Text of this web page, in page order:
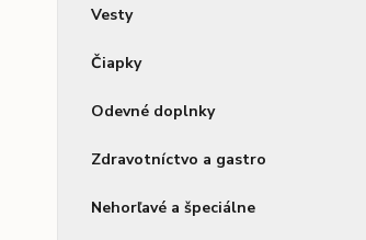
Vesty
Čiapky
Odevné doplnky
Zdravotníctvo a gastro
Nehorľavé a špeciálne